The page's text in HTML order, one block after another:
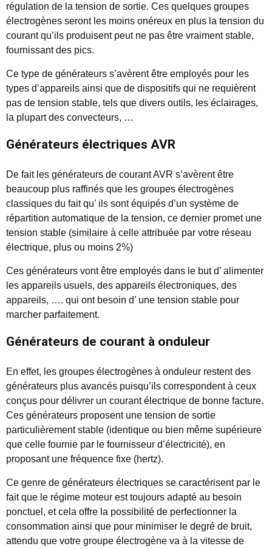
régulation de la tension de sortie. Ces quelques groupes
électrogènes seront les moins onéreux en plus la tension du
courant qu’ils produisent peut ne pas être vraiment stable,
fournissant des pics.
Ce type de générateurs s’avèrent être employés pour les
types d’appareils ainsi que de dispositifs qui ne requièrent
pas de tension stable, tels que divers outils, les éclairages,
la plupart des convecteurs, …
Générateurs électriques AVR
De fait les générateurs de courant AVR s’avèrent être
beaucoup plus raffinés que les groupes électrogènes
classiques du fait qu’ ils sont équipés d’un système de
répartition automatique de la tension, ce dernier promet une
tension stable (similaire à celle attribuée par votre réseau
électrique, plus ou moins 2%)
Ces générateurs vont être employés dans le but d’ alimenter
les appareils usuels, des appareils électroniques, des
appareils, …. qui ont besoin d’ une tension stable pour
marcher parfaitement.
Générateurs de courant à onduleur
En effet, les groupes électrogènes à onduleur restent des
générateurs plus avancés puisqu’ils correspondent à ceux
conçus pour délivrer un courant électrique de bonne facture.
Ces générateurs proposent une tension de sortie
particulièrement stable (identique ou bien même supérieure
que celle fournie par le fournisseur d’électricité), en
proposant une fréquence fixe (hertz).
Ce genre de générateurs électriques se caractérisent par le
fait que le régime moteur est toujours adapté au besoin
ponctuel, et cela offre la possibilité de perfectionner la
consommation ainsi que pour minimiser le degré de bruit,
attendu que votre groupe électrogène va à la vitesse de